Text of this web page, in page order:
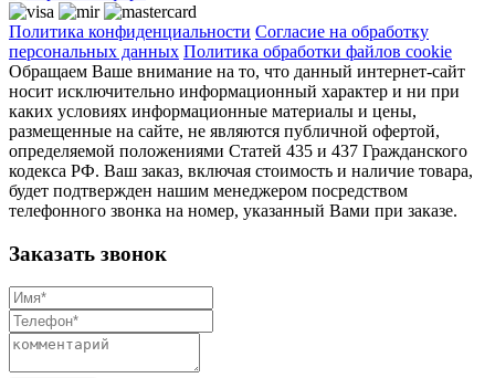
Политика конфиденциальности Согласие на обработку
персональных данных Политика обработки файлов cookie
Обращаем Ваше внимание на то, что данный интернет-сайт
носит исключительно информационный характер и ни при
каких условиях информационные материалы и цены,
размещенные на сайте, не являются публичной офертой,
определяемой положениями Статей 435 и 437 Гражданского
кодекса РФ. Ваш заказ, включая стоимость и наличие товара,
будет подтвержден нашим менеджером посредством
телефонного звонка на номер, указанный Вами при заказе.
Заказать звонок